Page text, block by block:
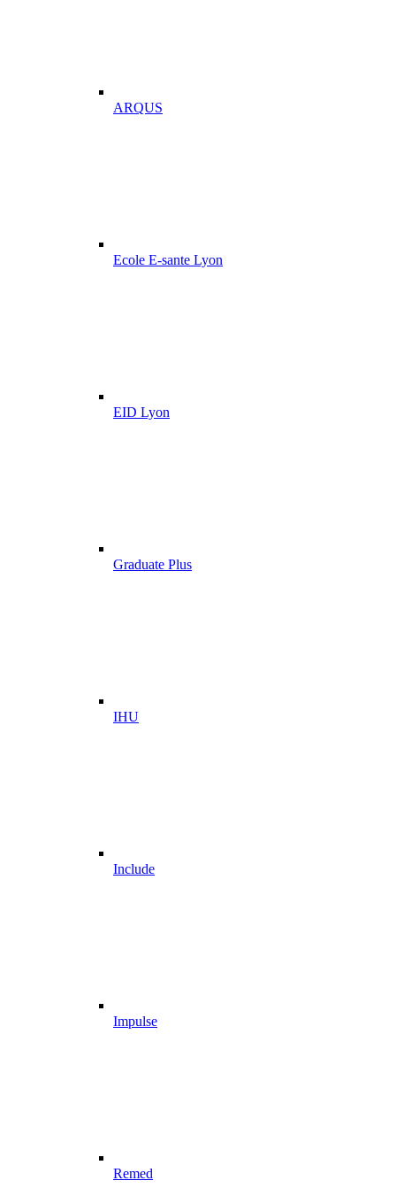
ARQUS
Ecole E-sante Lyon
EID Lyon
Graduate Plus
IHU
Include
Impulse
Remed